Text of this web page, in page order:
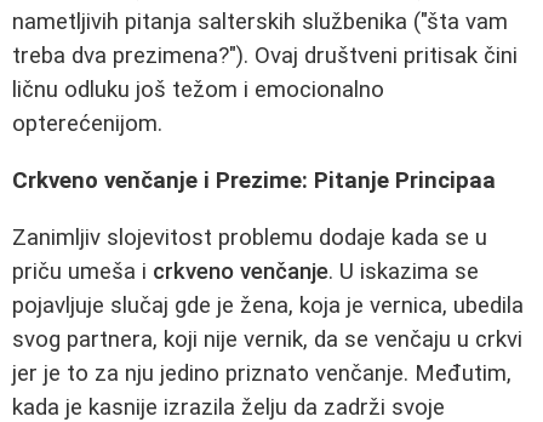
nametljivih pitanja salterskih službenika ("šta vam
treba dva prezimena?"). Ovaj društveni pritisak čini
ličnu odluku još težom i emocionalno
opterećenijom.
Crkveno venčanje i Prezime: Pitanje Principaa
Zanimljiv slojevitost problemu dodaje kada se u
priču umeša i crkveno venčanje. U iskazima se
pojavljuje slučaj gde je žena, koja je vernica, ubedila
svog partnera, koji nije vernik, da se venčaju u crkvi
jer je to za nju jedino priznato venčanje. Međutim,
kada je kasnije izrazila želju da zadrži svoje